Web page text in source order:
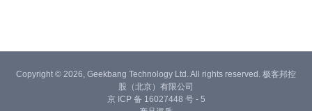
Copyright © 2026, Geekbang Technology Ltd. All rights reserved. 极客邦控
股（北京）有限公司
京 ICP 备 16027448 号 - 5